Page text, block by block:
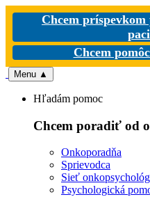
Chcem
Chcem
Menu ▲
Hľadám pomoc
Chcem poradiť od
Onkoporadňa
Sprievodca
Sieť
Psychologická